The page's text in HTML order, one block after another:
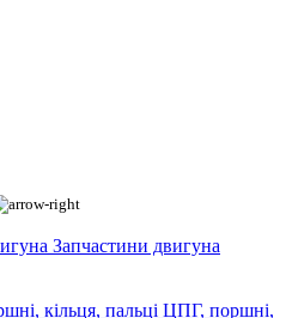
Запчастини двигуна
ЦПГ, поршні,